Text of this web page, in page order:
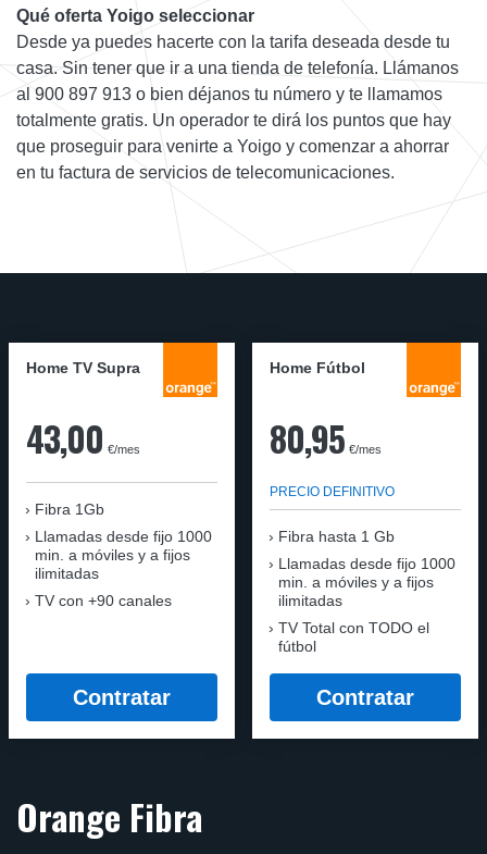
Qué oferta Yoigo seleccionar
Desde ya puedes hacerte con la tarifa deseada desde tu
casa. Sin tener que ir a una tienda de telefonía. Llámanos
al 900 897 913 o bien déjanos tu número y te llamamos
totalmente gratis. Un operador te dirá los puntos que hay
que proseguir para venirte a Yoigo y comenzar a ahorrar
en tu factura de servicios de telecomunicaciones.
Home TV Supra
43,00 €/mes
Fibra 1Gb
Llamadas desde fijo 1000
min. a móviles y a fijos
ilimitadas
TV con +90 canales
Contratar
Home Fútbol
80,95 €/mes
PRECIO DEFINITIVO
Fibra hasta 1 Gb
Llamadas desde fijo 1000
min. a móviles y a fijos
ilimitadas
TV Total con TODO el
fútbol
Contratar
Orange Fibra